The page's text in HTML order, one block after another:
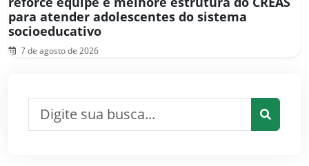
para atender adolescentes do sistema
socioeducativo
7 de agosto de 2026